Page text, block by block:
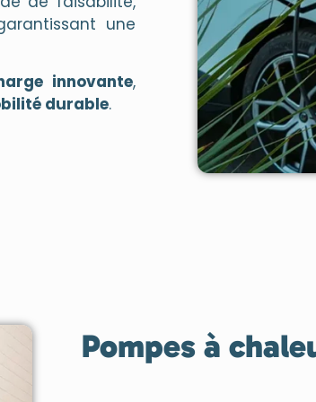
une
innovante,
durable.
Pompes à